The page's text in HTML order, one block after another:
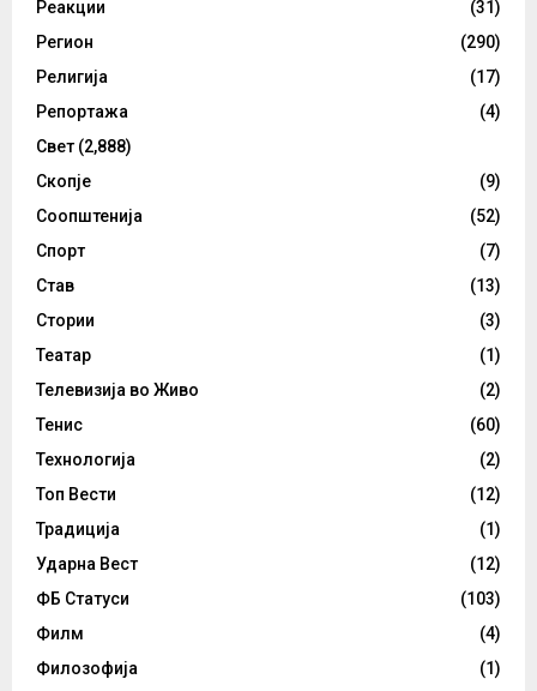
Реакции
(31)
Регион
(290)
Религија
(17)
Репортажа
(4)
Свет (2,888)
Скопје
(9)
Соопштенија
(52)
Спорт
(7)
Став
(13)
Стории
(3)
Театар
(1)
Телевизија во Живо
(2)
Тенис
(60)
Технологија
(2)
Топ Вести
(12)
Традиција
(1)
Ударна Вест
(12)
ФБ Статуси
(103)
Филм
(4)
Филозофија
(1)